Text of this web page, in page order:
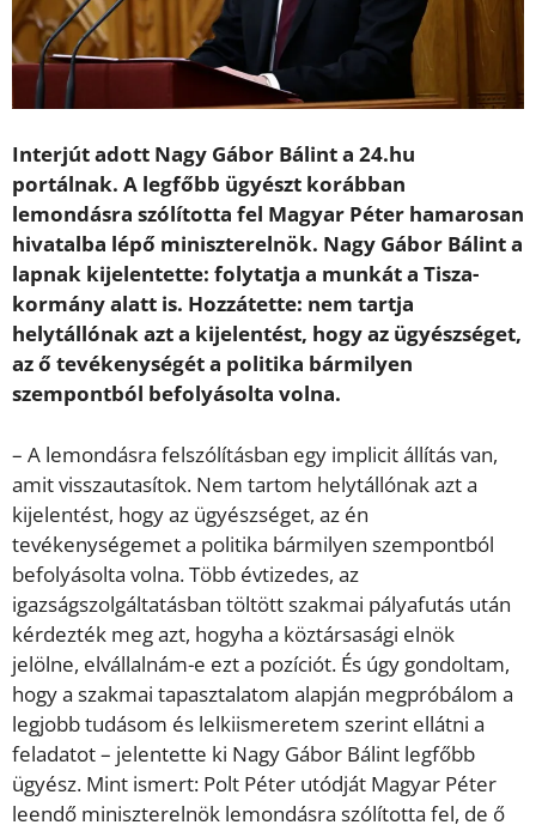
Interjút adott Nagy Gábor Bálint a 24.hu
portálnak. A legfőbb ügyészt korábban
lemondásra szólította fel Magyar Péter hamarosan
hivatalba lépő miniszterelnök. Nagy Gábor Bálint a
lapnak kijelentette: folytatja a munkát a Tisza-
kormány alatt is. Hozzátette: nem tartja
helytállónak azt a kijelentést, hogy az ügyészséget,
az ő tevékenységét a politika bármilyen
szempontból befolyásolta volna.
– A lemondásra felszólításban egy implicit állítás van,
amit visszautasítok. Nem tartom helytállónak azt a
kijelentést, hogy az ügyészséget, az én
tevékenységemet a politika bármilyen szempontból
befolyásolta volna. Több évtizedes, az
igazságszolgáltatásban töltött szakmai pályafutás után
kérdezték meg azt, hogyha a köztársasági elnök
jelölne, elvállalnám-e ezt a pozíciót. És úgy gondoltam,
hogy a szakmai tapasztalatom alapján megpróbálom a
legjobb tudásom és lelkiismeretem szerint ellátni a
feladatot – jelentette ki Nagy Gábor Bálint legfőbb
ügyész. Mint ismert: Polt Péter utódját Magyar Péter
leendő miniszterelnök lemondásra szólította fel, de ő